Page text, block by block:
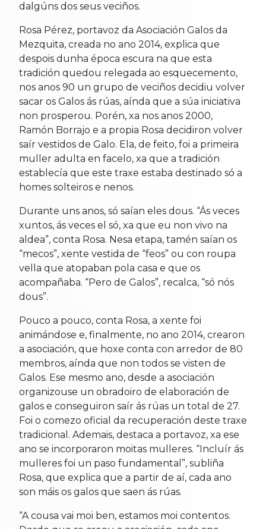
dalgúns dos seus veciños.
Rosa Pérez, portavoz da Asociación Galos da
Mezquita, creada no ano 2014, explica que
despois dunha época escura na que esta
tradición quedou relegada ao esquecemento,
nos anos 90 un grupo de veciños decidiu volver
sacar os Galos ás rúas, aínda que a súa iniciativa
non prosperou. Porén, xa nos anos 2000,
Ramón Borrajo e a propia Rosa decidiron volver
saír vestidos de Galo. Ela, de feito, foi a primeira
muller adulta en facelo, xa que a tradición
establecía que este traxe estaba destinado só a
homes solteiros e nenos.
Durante uns anos, só saían eles dous. “Ás veces
xuntos, ás veces el só, xa que eu non vivo na
aldea”, conta Rosa. Nesa etapa, tamén saían os
“mecos”, xente vestida de “feos” ou con roupa
vella que atopaban pola casa e que os
acompañaba. “Pero de Galos”, recalca, “só nós
dous”.
Pouco a pouco, conta Rosa, a xente foi
animándose e, finalmente, no ano 2014, crearon
a asociación, que hoxe conta con arredor de 80
membros, aínda que non todos se visten de
Galos. Ese mesmo ano, desde a asociación
organizouse un obradoiro de elaboración de
galos e conseguiron saír ás rúas un total de 27.
Foi o comezo oficial da recuperación deste traxe
tradicional. Ademais, destaca a portavoz, xa ese
ano se incorporaron moitas mulleres. “Incluír ás
mulleres foi un paso fundamental”, subliña
Rosa, que explica que a partir de aí, cada ano
son máis os galos que saen ás rúas.
“A cousa vai moi ben, estamos moi contentos.